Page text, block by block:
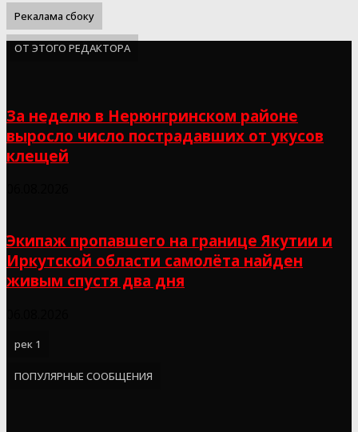
Рекалама сбоку
ОТ ЭТОГО РЕДАКТОРА
За неделю в Нерюнгринском районе
выросло число пострадавших от укусов
клещей
Экипаж пропавшего на границе Якутии и
Иркутской области самолёта найден
живым спустя два дня
рек 1
ПОПУЛЯРНЫЕ СООБЩЕНИЯ